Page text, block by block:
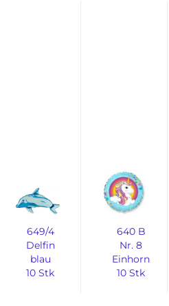
649/4
Delfin
blau
10 Stk
640 B
Nr. 8
Einhorn
10 Stk